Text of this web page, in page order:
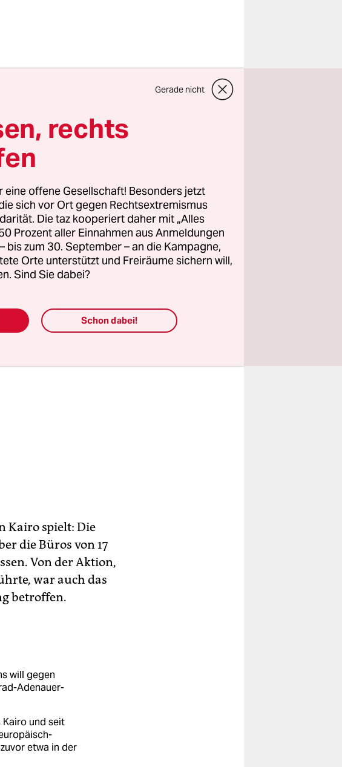
des
der ägyptischen
Stiftung
Antrag von Union
und Grünen
wie
Parlament forderte
einzusetzen, dass
Kairo spielt: Die
die Büros von 17
Von der Aktion,
, war auch das
betroffen.
will gegen
Adenauer-
und seit
etwa in der
Gerade nicht
rechts
offene Gesellschaft! Besonders jetzt
sich vor Ort gegen Rechtsextremismus
Die taz kooperiert daher mit „Alles
Prozent aller Einnahmen aus Anmeldungen
bis zum 30. September – an die Kampagne,
Orte unterstützt und Freiräume sichern will,
Sind Sie dabei?
Schon dabei!